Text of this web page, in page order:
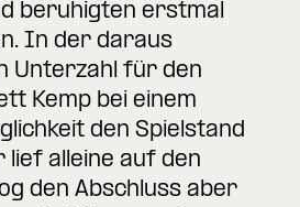
beruhigten erstmal
In der daraus
Unterzahl für den
Kemp bei einem
den Spielstand
lief alleine auf den
den Abschluss aber